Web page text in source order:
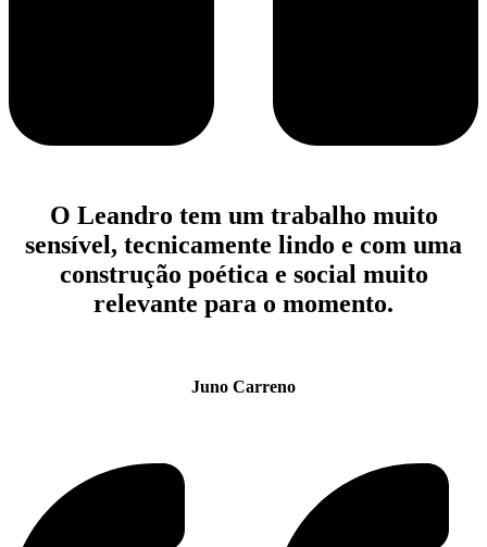
O Leandro tem um trabalho muito
sensível, tecnicamente lindo e com uma
construção poética e social muito
relevante para o momento.
Juno Carreno